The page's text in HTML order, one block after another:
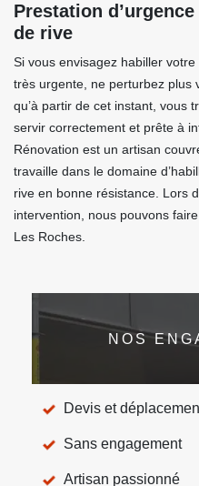
Prestation
de rive
Si vous envisagez habiller
très urgente, ne perturbez plus
qu’à partir de cet instant, vous
servir correctement et prête à
Rénovation est un artisan
travaille dans le domaine
rive en bonne résistance. Lors
intervention, nous pouvons
Les Roches.
NOS
Devis et
Sans engagement
Artisan passionné